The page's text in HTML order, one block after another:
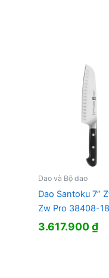
Dao và Bộ dao
Dao Santoku 7”
Zw Pro 38408-
3.617.900₫